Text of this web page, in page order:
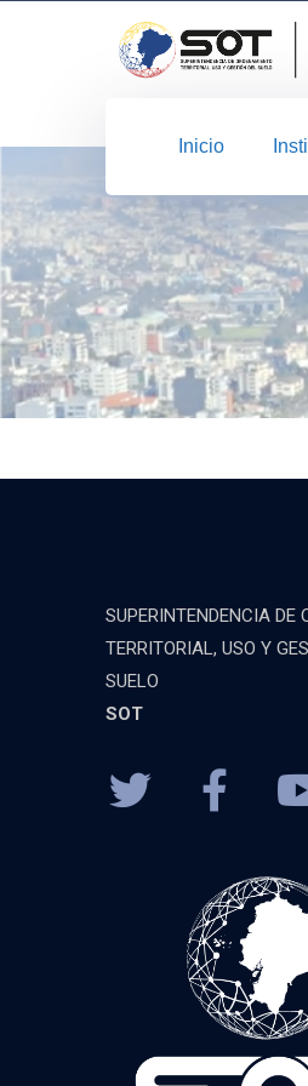
Inicio
SUPERINTENDENCIA DE
TERRITORIAL, USO Y
SUELO
SOT